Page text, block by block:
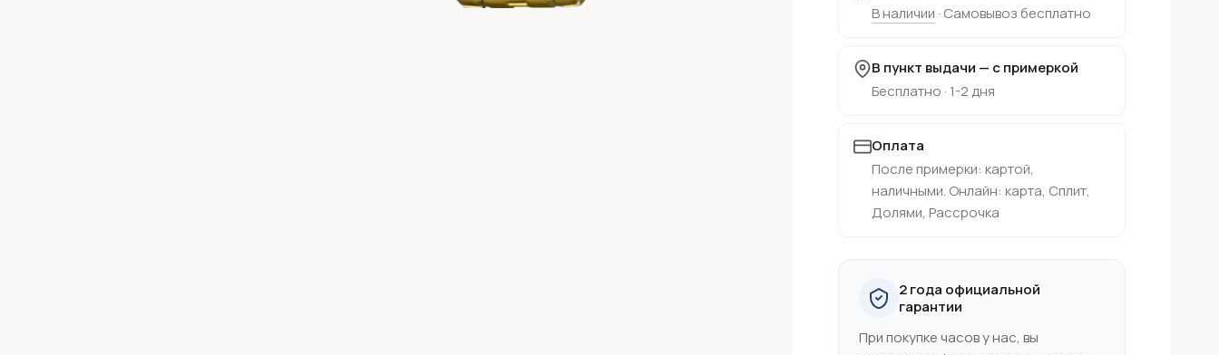
В наличии · Самовывоз бесплатно
В пункт выдачи — с примеркой
Бесплатно · 1-2 дня
Оплата
После примерки: картой,
наличными. Онлайн: карта, Сплит,
Долями, Рассрочка
2 года официальной
гарантии
При покупке часов у нас, вы